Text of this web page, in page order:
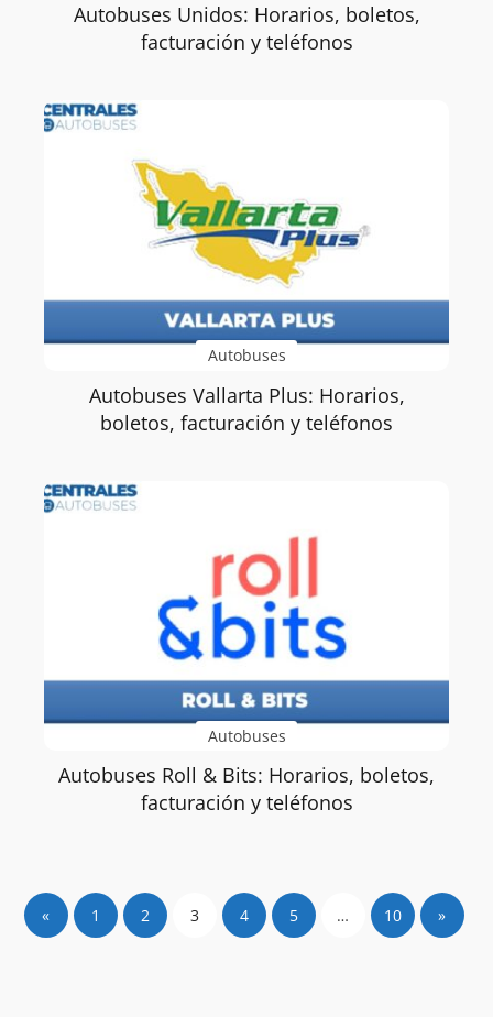
Autobuses Unidos: Horarios, boletos,
facturación y teléfonos
Autobuses
Autobuses Vallarta Plus: Horarios,
boletos, facturación y teléfonos
Autobuses
Autobuses Roll & Bits: Horarios, boletos,
facturación y teléfonos
« 1 2 3 4 5 … 10 »